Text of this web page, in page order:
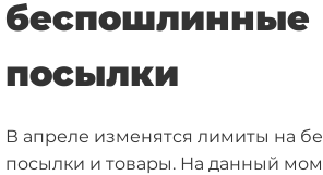
беспошлинные
посылки
В апреле изменятся лимиты на
посылки и товары. На данный